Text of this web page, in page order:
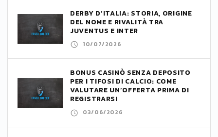
DERBY D’ITALIA: STORIA, ORIGINE
DEL NOME E RIVALITÀ TRA
JUVENTUS E INTER
10/07/2026
BONUS CASINÒ SENZA DEPOSITO
PER I TIFOSI DI CALCIO: COME
VALUTARE UN’OFFERTA PRIMA DI
REGISTRARSI
03/06/2026